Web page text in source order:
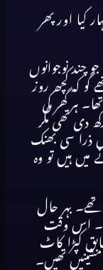
کیا اور پھر
نوجوانوں
گو کہ کچھ روز
ہر گھر کی
دی تھی مگر
ذرا سی بھنک
میں ہیں تو وہ
تھے۔ بہر حال
اس وقت
کپڑا کاٹ
تھیں۔